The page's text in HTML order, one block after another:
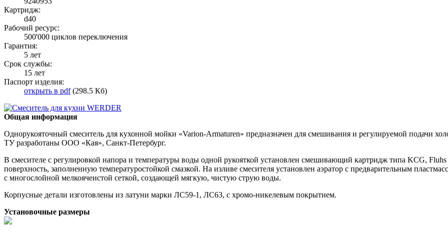
Картридж:
d40
Рабочий ресурс:
500'000 циклов переключения
Гарантия:
5 лет
Срок службы:
15 лет
Паспорт изделия:
открыть в pdf(298.5 Кб)
Общая информация
Однорукояточный смеситель для кухонной мойки «Varion-Armaturen» предназначен для смешивания и регулируемой подачи
ТУ разработаны ООО «Кая», Санкт-Петербург.
В смесителе с регулировкой напора и температуры воды одной рукояткой установлен смешивающий картридж типа KCG,
поверхность, заполненную температуростойкой смазкой. На изливе смесителя установлен аэратор с предварительным
с многослойной мелкоячеистой сеткой, создающей мягкую, чистую струю воды.
Корпусные детали изготовлены из латуни марки ЛС59-1, ЛС63, с хромо-никелевым покрытием.
Установочные размеры